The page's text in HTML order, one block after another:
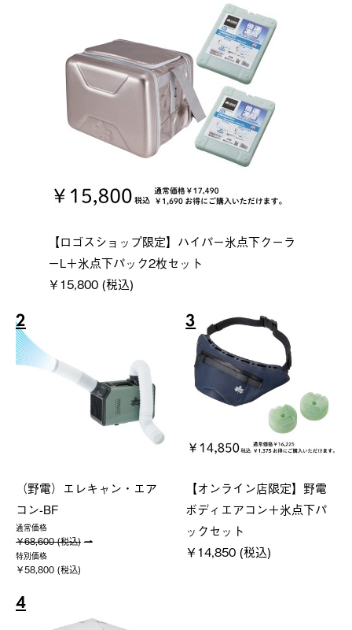
【ロゴスショップ限定】ハイパー氷点下クーラ
ーL＋氷点下パック2枚セット
￥15,800 (税込)
2
（野電）エレキャン・エア
コン-BF
通常価格
￥68,600 (税込)
特別価格
￥58,800 (税込)
3
【オンライン店限定】野電
ボディエアコン＋氷点下パ
ックセット
￥14,850 (税込)
4